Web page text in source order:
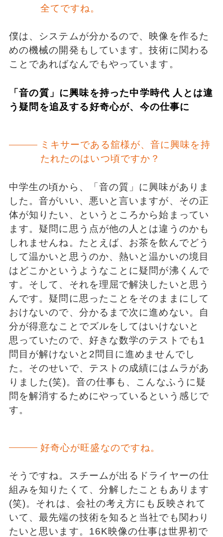
全てですね。
僕は、システムが分かるので、映像を作るた
めの機械の開発もしています。技術に関わる
ことであればなんでもやっています。
「音の質」に興味を持った中学時代 人とは違
う疑問を追及する好奇心が、今の仕事に
ミキサーである舘様が、音に興味を持
たれたのはいつ頃ですか？
中学生の頃から、「音の質」に興味がありま
した。音がいい、悪いと言いますが、その正
体が知りたい、というところから始まってい
ます。疑問に思う点が他の人とは違うのかも
しれませんね。たとえば、お茶を飲んでどう
して温かいと思うのか、熱いと温かいの境目
はどこかというようなことに疑問が沸くんで
す。そして、それを理屈で解決したいと思う
んです。疑問に思ったことをそのままにして
おけないので、分かるまで次に進めない。自
分が得意なことでズルをしてはいけないと
思っていたので、好きな数学のテストでも1
問目が解けないと2問目に進めませんでし
た。そのせいで、テストの成績にはムラがあ
りました(笑)。音の仕事も、こんなふうに疑
問を解消するためにやっているという感じで
す。
好奇心が旺盛なのですね。
そうですね。スチームが出るドライヤーの仕
組みを知りたくて、分解したこともあります
(笑)。それは、会社の考え方にも反映されて
いて、最先端の技術を知ると当社でも関わり
たいと思います。16K映像の仕事は世界初で